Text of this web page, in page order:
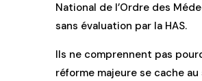
National de l’Ordre des
sans évaluation par la HAS.
Ils ne comprennent pas
réforme majeure se cache au